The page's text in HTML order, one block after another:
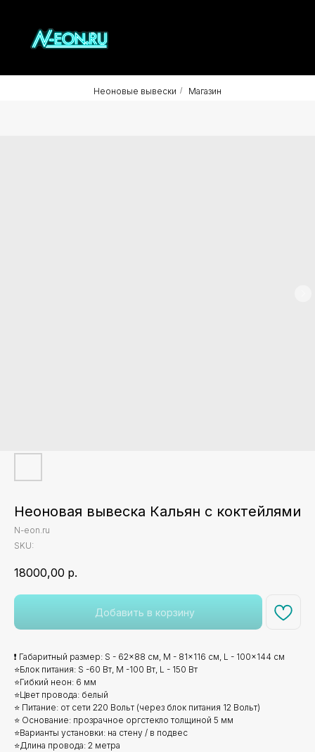
Неоновые вывески / Магазин
Неоновая вывеска Кальян с коктейлями
N-eon.ru
SKU:
18000,00 р.
Добавить в корзину
❗ Габаритный размер: S - 62x88 см, M - 81x116 см, L - 100x144 см
⭐Блок питания: S -60 Вт, М -100 Вт, L - 150 Вт
⭐Гибкий неон: 6 мм
⭐Цвет провода: белый
⭐ Питание: от сети 220 Вольт (через блок питания 12 Вольт)
⭐ Основание: прозрачное оргстекло толщиной 5 мм
⭐Варианты установки: на стену / в подвес
⭐Длина провода: 2 метра